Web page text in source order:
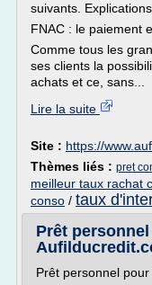
suivants.
FNAC : le paiement
Comme tous les
ses clients la
achats et ce, sans...
Lire la suite
Site : https://
Thèmes liés : pret
meilleur taux rachat
conso / taux
Prêt
Prêt personnel